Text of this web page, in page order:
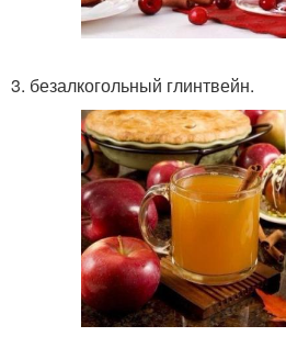
3. безалкогольный глинтвейн.